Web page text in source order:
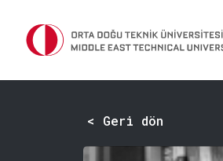
< Geri dön